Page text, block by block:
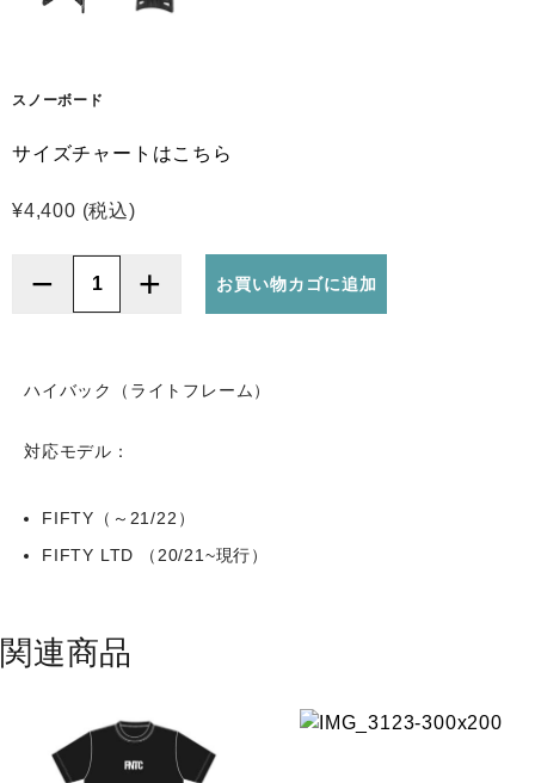
スノーボード
サイズチャートはこちら
¥4,400 (税込)
−
DRAKE
イ
(Black)
個
+ お買い物カゴに追加
ハイバック（ライトフレーム）
対応モデル：
FIFTY（～21/22）
FIFTY LTD （20/21~現行）
関連商品